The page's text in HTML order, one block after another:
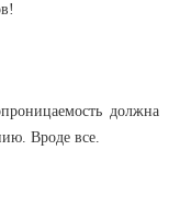
должна
Вроде все.